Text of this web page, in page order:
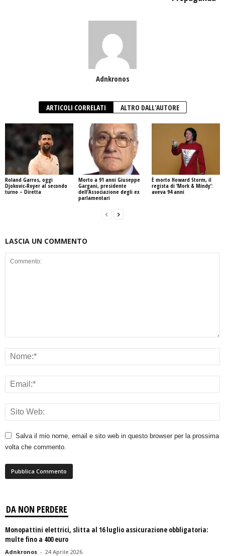
Adnkronos
ARTICOLI CORRELATI ALTRO DALL'AUTORE
Roland Garros, oggi
Djokovic-Royer al secondo
turno – Diretta
Morto a 91 anni Giuseppe
Gargani, presidente
dell’Associazione degli ex
parlamentari
È morto Howard Storm, il
regista di ‘Mork & Mindy’:
aveva 94 anni
LASCIA UN COMMENTO
Salva il mio nome, email e sito web in questo browser per la prossima
volta che commento.
DA NON PERDERE
Monopattini elettrici, slitta al 16 luglio assicurazione obbligatoria:
multe fino a 400 euro
Adnkronos - 24 Aprile 2026